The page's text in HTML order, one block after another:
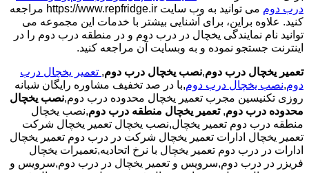
درب دوم
می توانید به وب سایت https://www.repfridge.ir مراجعه
کنید. علاوه براین، برای آشنایی بیشتر با خدمات این مجموعه می
توانید نام نمایندگی یخچال در درب دوم و در منطقه درب دوم را در
اینترنت جستجو نموده و به وبسایت آن مراجعه کنید.
تعمیر یخچال درب دوم,نصب یخچال درب دوم, تعمیر یخچال درب
دوم,نصب یخچال درب دوم,با در صد تخفیف مشاوره رایگان شبانه
روزی تکنیسین مجرب تعمیر یخچال محدوده درب دوم,نصب یخچال
محدوده درب دوم, تعمیر یخچال منطقه درب دوم,نصب یخچال
منطقه درب دوم تعمیر یخچال,نصب یخچال تعمیر یخچال شرکت
تعمیر یخچال ادارات تعمیر یخچال شرکت در درب دوم تعمیر یخچال
ادارات در درب دوم تعمیر یخچال با نرخ اتحادیه,تعمیرات یخچال
فریزر در درب دوم,سرویس و تعمیر یخچال در درب دوم,سرویس و